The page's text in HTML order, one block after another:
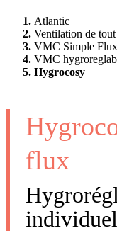
Atlantic
Ventilation de
VMC Simple Flux
VMC
Hygrocosy
flux
individuel